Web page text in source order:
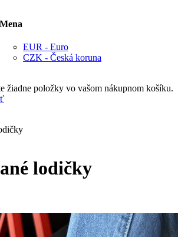
Mena
EUR - Euro
CZK - Česká koruna
žiadne položky vo vašom nákupnom košíku.
lodičky